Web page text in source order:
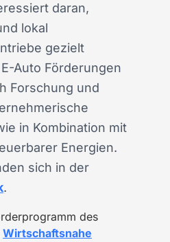
daran,
lokal
gezielt
Auto Förderungen
Forschung und
in Kombination mit
Energien.
sich in der
.
des
Wirtschaftsnahe